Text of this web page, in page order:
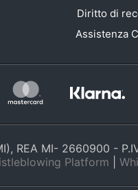
Diritto di
Assistenza
REA MI- 2660900 -
Platform